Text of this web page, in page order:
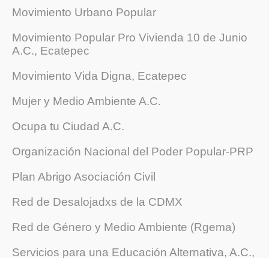
Movimiento Urbano Popular
Movimiento Popular Pro Vivienda 10 de Junio
A.C., Ecatepec
Movimiento Vida Digna, Ecatepec
Mujer y Medio Ambiente A.C.
Ocupa tu Ciudad A.C.
Organización Nacional del Poder Popular-PRP
Plan Abrigo Asociación Civil
Red de Desalojadxs de la CDMX
Red de Género y Medio Ambiente (Rgema)
Servicios para una Educación Alternativa, A.C.,